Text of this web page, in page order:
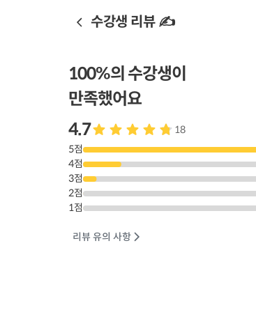
수강생 리뷰 ✍️
100%의 수강생이
만족했어요
4.7
18
5점
4점
3점
2점
1점
리뷰 유의 사항